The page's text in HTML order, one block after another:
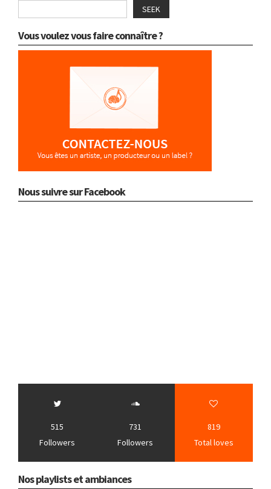
SEEK
Vous voulez vous faire connaître ?
Nous suivre sur Facebook
515
Followers
731
Followers
819
Total loves
Nos playlists et ambiances